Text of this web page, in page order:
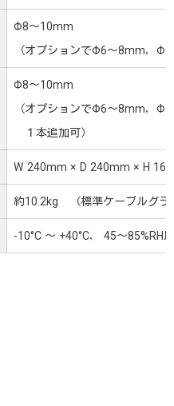
Φ8～10mm
（オプションでΦ6～8mm，
Φ8～10mm
（オプションでΦ6～8mm，
１本追加可）
W 240mm × D 240mm × H
約10.2kg （標準ケーブルグラ
-10°C ～ +40°C， 45～85%RH